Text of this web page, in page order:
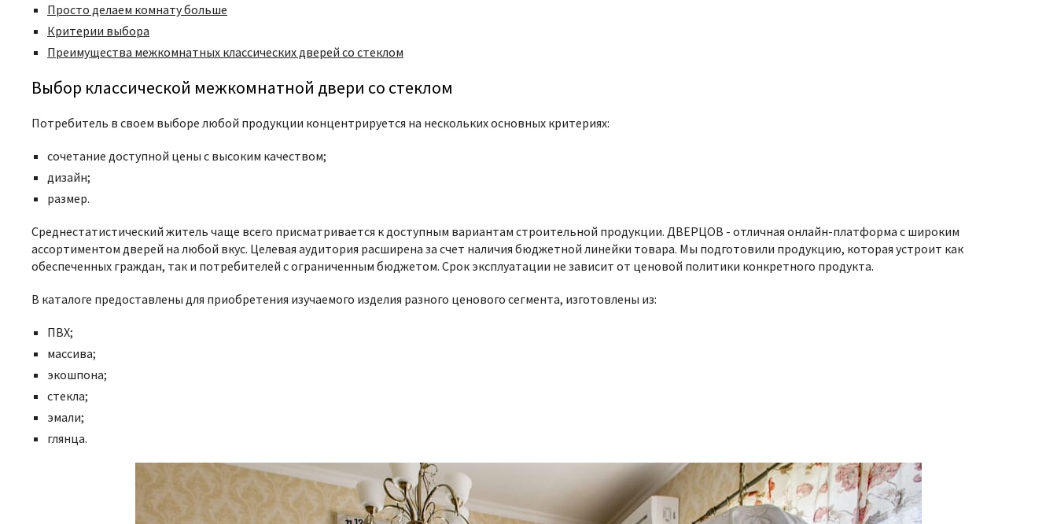
Просто делаем комнату больше
Критерии выбора
Преимущества межкомнатных классических дверей со стеклом
Выбор классической межкомнатной двери со стеклом
Потребитель в своем выборе любой продукции концентрируется на нескольких основных критериях:
сочетание доступной цены с высоким качеством;
дизайн;
размер.
Среднестатистический житель чаще всего присматривается к доступным вариантам строительной продукции. ДВЕРЦОВ - отличная онлайн-платформа с широким
ассортиментом дверей на любой вкус. Целевая аудитория расширена за счет наличия бюджетной линейки товара. Мы подготовили продукцию, которая устроит как
обеспеченных граждан, так и потребителей с ограниченным бюджетом. Срок эксплуатации не зависит от ценовой политики конкретного продукта.
В каталоге предоставлены для приобретения изучаемого изделия разного ценового сегмента, изготовлены из:
ПВХ;
массива;
экошпона;
стекла;
эмали;
глянца.